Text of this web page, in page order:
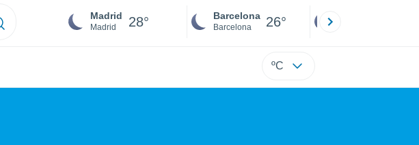
Madrid
Madrid 28° Barcelona
Barcelona 26°
ºC